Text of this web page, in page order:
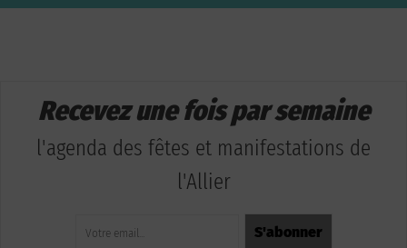
Recevez une fois par semaine
l'agenda des fêtes et manifestations de
l'Allier